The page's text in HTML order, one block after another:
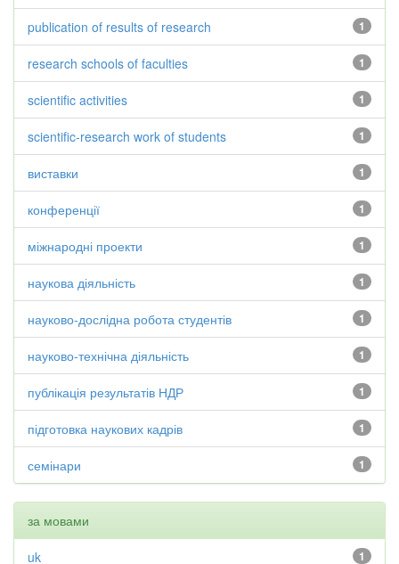
1
publication of results of research
1
research schools of faculties
1
scientific activities
1
scientific-research work of students
1
виставки
1
конференції
1
міжнародні проекти
1
наукова діяльність
1
науково-дослідна робота студентів
1
науково-технічна діяльність
1
публікація результатів НДР
1
підготовка наукових кадрів
1
семінари
за мовами
1
uk